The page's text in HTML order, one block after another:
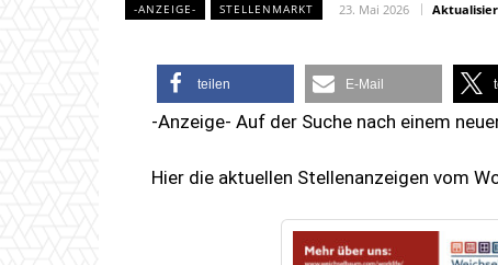
-ANZEIGE- STELLENMARKT 23. Mai 2026
teilen E-Mail
-Anzeige- Auf der Suche nach einem
Hier die aktuellen Stellenanzeigen vom